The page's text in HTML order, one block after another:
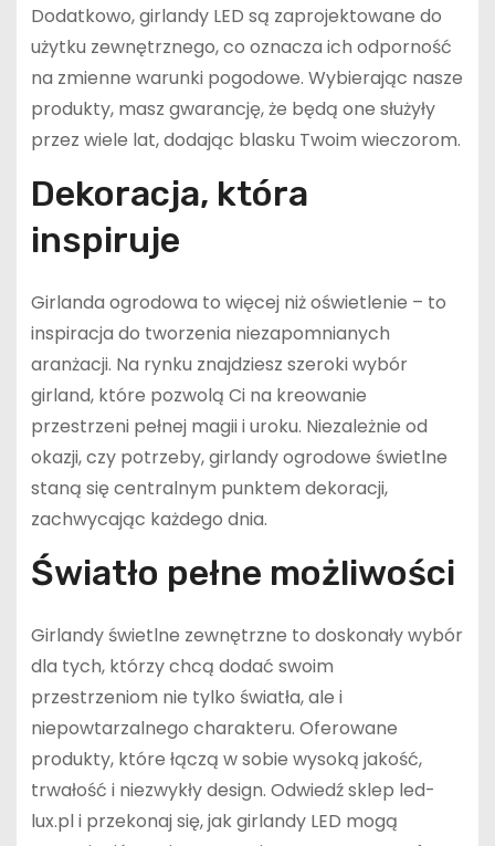
Dodatkowo, girlandy LED są zaprojektowane do
użytku zewnętrznego, co oznacza ich odporność
na zmienne warunki pogodowe. Wybierając nasze
produkty, masz gwarancję, że będą one służyły
przez wiele lat, dodając blasku Twoim wieczorom.
Dekoracja, która
inspiruje
Girlanda ogrodowa to więcej niż oświetlenie – to
inspiracja do tworzenia niezapomnianych
aranżacji. Na rynku znajdziesz szeroki wybór
girland, które pozwolą Ci na kreowanie
przestrzeni pełnej magii i uroku. Niezależnie od
okazji, czy potrzeby, girlandy ogrodowe świetlne
staną się centralnym punktem dekoracji,
zachwycając każdego dnia.
Światło pełne możliwości
Girlandy świetlne zewnętrzne to doskonały wybór
dla tych, którzy chcą dodać swoim
przestrzeniom nie tylko światła, ale i
niepowtarzalnego charakteru. Oferowane
produkty, które łączą w sobie wysoką jakość,
trwałość i niezwykły design. Odwiedź sklep led-
lux.pl i przekonaj się, jak girlandy LED mogą